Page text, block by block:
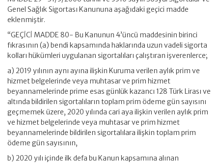
Genel Sağlık Sigortası Kanununa aşağıdaki geçici madde
eklenmiştir.
“GEÇİCİ MADDE 80- Bu Kanunun 4’üncü maddesinin birinci
fıkrasının (a) bendi kapsamında haklarında uzun vadeli sigorta
kolları hükümleri uygulanan sigortalıları çalıştıran işverenlerce;
a) 2019 yılının aynı ayına ilişkin Kuruma verilen aylık prim ve
hizmet belgelerinde veya muhtasar ve prim hizmet
beyannamelerinde prime esas günlük kazancı 128 Türk Lirası ve
altında bildirilen sigortalıların toplam prim ödeme gün sayısını
geçmemek üzere, 2020 yılında cari aya ilişkin verilen aylık prim
ve hizmet belgelerinde veya muhtasar ve prim hizmet
beyannamelerinde bildirilen sigortalılara ilişkin toplam prim
ödeme gün sayısının,
b) 2020 yılı içinde ilk defa bu Kanun kapsamına alınan